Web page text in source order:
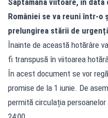
României se va reuni într-
prelungirea stării de
Înainte de această hotărâre
fi transpusă în viitoarea
În acest document se vor
promise de la 1 iunie. De
permită circulația